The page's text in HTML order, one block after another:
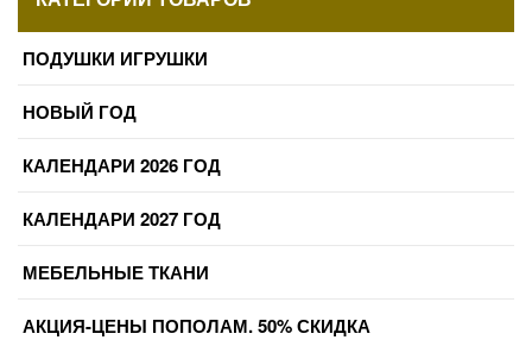
ПОДУШКИ ИГРУШКИ
НОВЫЙ ГОД
КАЛЕНДАРИ 2026 ГОД
КАЛЕНДАРИ 2027 ГОД
МЕБЕЛЬНЫЕ ТКАНИ
АКЦИЯ-ЦЕНЫ ПОПОЛАМ. 50% СКИДКА